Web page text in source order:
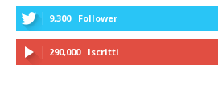
9,300 Follower
290,000 Iscritti